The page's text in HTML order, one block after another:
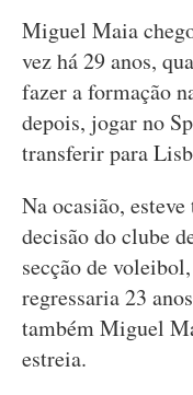
Miguel Maia
vez há 29 anos,
fazer a formação
depois, jogar no
transferir para
Na ocasião,
decisão do clube
secção de
regressaria 23
também Miguel
estreia.